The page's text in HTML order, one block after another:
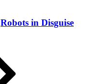
Robots in Disguise